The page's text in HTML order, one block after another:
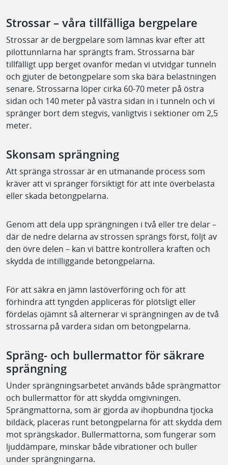
Strossar – våra tillfälliga bergpelare
Strossar är de bergpelare som lämnas kvar efter att
pilottunnlarna har sprängts fram. Strossarna bär
tillfälligt upp berget ovanför medan vi utvidgar tunneln
och gjuter de betongpelare som ska bära belastningen
senare. Strossarna löper cirka 60-70 meter på östra
sidan och 140 meter på västra sidan in i tunneln och vi
spränger bort dem stegvis, vanligtvis i sektioner om 2,5
meter.
Skonsam sprängning
Att spränga strossar är en utmanande process som
kräver att vi spränger försiktigt för att inte överbelasta
eller skada betongpelarna.
Genom att dela upp sprängningen i två eller tre delar –
där de nedre delarna av strossen sprängs först, följt av
den övre delen – kan vi bättre kontrollera kraften och
skydda de intilliggande betongpelarna.
För att säkra en jämn lastöverföring och för att
förhindra att tyngden appliceras för plötsligt eller
fördelas ojämnt så alternerar vi sprängningen av de två
strossarna på vardera sidan om betongpelarna.
Spräng- och bullermattor för säkrare
sprängning
Under sprängningsarbetet används både sprängmattor
och bullermattor för att skydda omgivningen.
Sprängmattorna, som är gjorda av ihopbundna tjocka
bildäck, placeras runt betongpelarna för att skydda dem
mot sprängskador. Bullermattorna, som fungerar som
ljuddämpare, minskar både vibrationer och buller
under sprängningarna.